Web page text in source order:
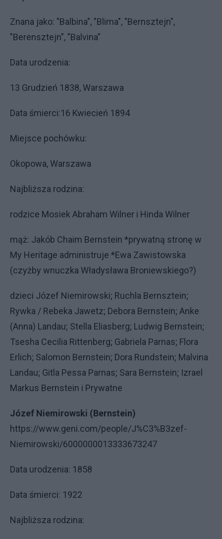
Znana jako: "Balbina", "Blima", "Bernsztejn",
"Berensztejn", "Balvina"
Data urodzenia:
13 Grudzień 1838, Warszawa
Data śmierci:16 Kwiecień 1894
Miejsce pochówku:
Okopowa, Warszawa
Najbliższa rodzina:
rodzice Mosiek Abraham Wilner i Hinda Wilner
mąż: Jakób Chaim Bernstein *prywatną stronę w
My Heritage administruje *Ewa Zawistowska
(czyżby wnuczka Władysława Broniewskiego?)
dzieci Józef Niemirowski; Ruchla Bernsztein;
Rywka / Rebeka Jawetz; Debora Bernstein; Anke
(Anna) Landau; Stella Eliasberg; Ludwig Bernstein;
Tsesha Cecilia Rittenberg; Gabriela Parnas; Flora
Erlich; Salomon Bernstein; Dora Rundstein; Malvina
Landau; Gitla Pessa Parnas; Sara Bernstein; Izrael
Markus Bernstein i Prywatne
Józef Niemirowski (Bernstein)
https://www.geni.com/people/J%C3%B3zef-
Niemirowski/6000000013333673247
Data urodzenia: 1858
Data śmierci: 1922
Najbliższa rodzina: